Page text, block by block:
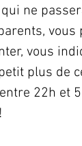
ne
vous
plus de
22h et